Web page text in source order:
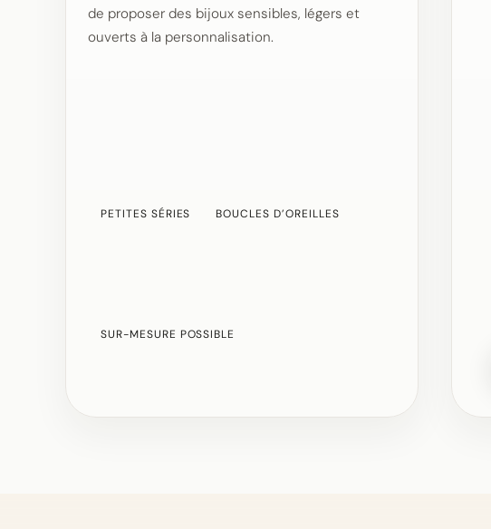
de proposer des bijoux sensibles, légers et
ouverts à la personnalisation.
PETITES SÉRIES BOUCLES D’OREILLES
SUR-MESURE POSSIBLE